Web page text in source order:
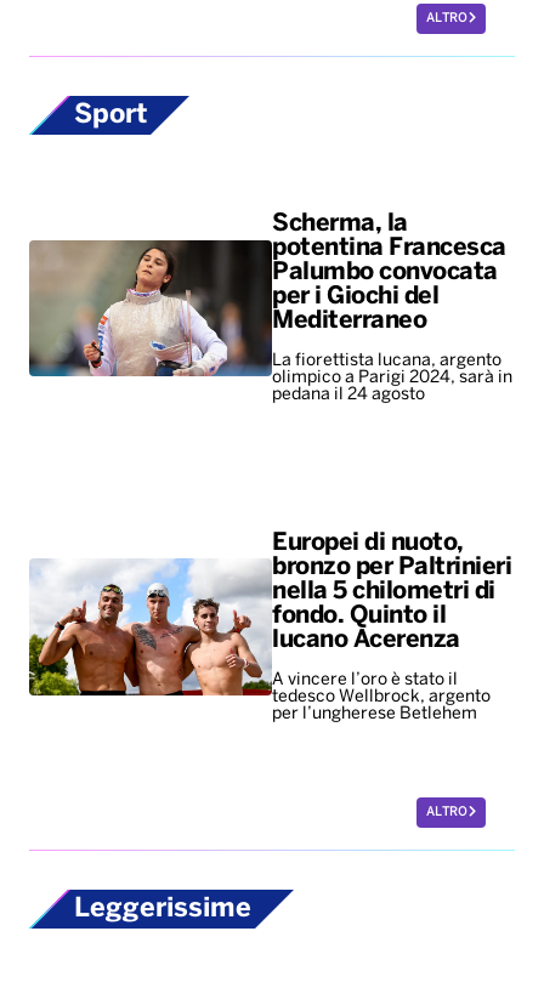
ALTRO
Sport
Scherma, la
potentina Francesca
Palumbo convocata
per i Giochi del
Mediterraneo
La fiorettista lucana, argento
olimpico a Parigi 2024, sarà in
pedana il 24 agosto
Europei di nuoto,
bronzo per Paltrinieri
nella 5 chilometri di
fondo. Quinto il
lucano Acerenza
A vincere l’oro è stato il
tedesco Wellbrock, argento
per l’ungherese Betlehem
ALTRO
Leggerissime